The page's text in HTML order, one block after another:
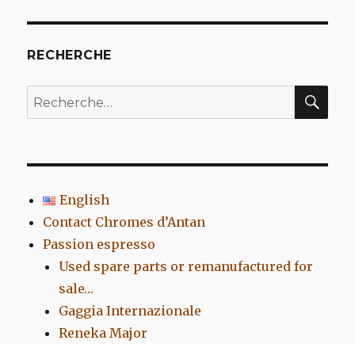
RECHERCHE
Recherche
pour
English
Contact Chromes d’Antan
Passion espresso
Used spare parts or remanufactured for
sale…
Gaggia Internazionale
Reneka Major